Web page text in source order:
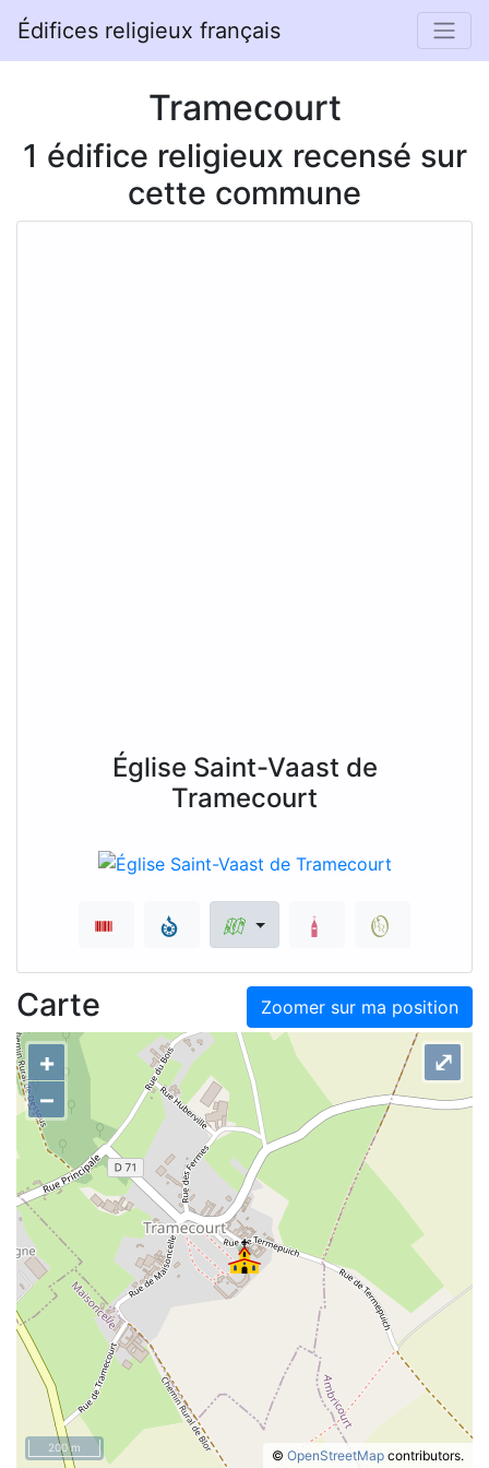
Édifices religieux français
Tramecourt
1 édifice religieux recensé sur
cette commune
Église Saint-Vaast de
Tramecourt
Zoomer sur ma position
Carte
+
–
© OpenStreetMap contributors.
⤢
200 m